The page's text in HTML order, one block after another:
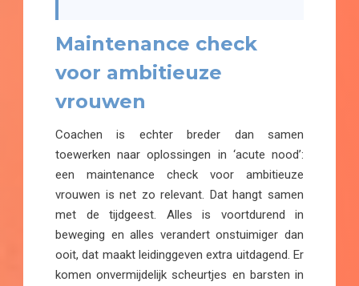
Maintenance check
voor ambitieuze
vrouwen
Coachen is echter breder dan samen
toewerken naar oplossingen in ‘acute nood’:
een maintenance check voor ambitieuze
vrouwen is net zo relevant. Dat hangt samen
met de tijdgeest. Alles is voortdurend in
beweging en alles verandert onstuimiger dan
ooit, dat maakt leidinggeven extra uitdagend. Er
komen onvermijdelijk scheurtjes en barsten in